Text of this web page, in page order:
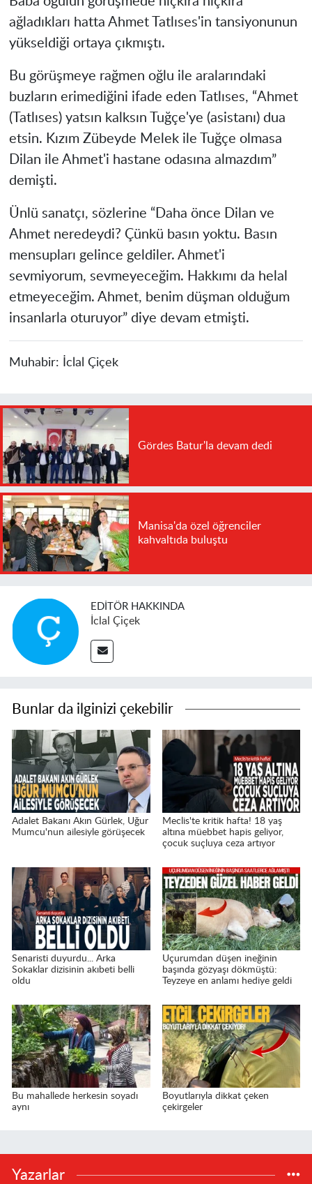
ağladıkları hatta Ahmet Tatlıses'in tansiyonunun
yükseldiği ortaya çıkmıştı.
Bu görüşmeye rağmen oğlu ile aralarındaki
buzların erimediğini ifade eden Tatlıses, “Ahmet
(Tatlıses) yatsın kalksın Tuğçe'ye (asistanı) dua
etsin. Kızım Zübeyde Melek ile Tuğçe olmasa
Dilan ile Ahmet'i hastane odasına almazdım”
demişti.
Ünlü sanatçı, sözlerine “Daha önce Dilan ve
Ahmet neredeydi? Çünkü basın yoktu. Basın
mensupları gelince geldiler. Ahmet'i
sevmiyorum, sevmeyeceğim. Hakkımı da helal
etmeyeceğim. Ahmet, benim düşman olduğum
insanlarla oturuyor” diye devam etmişti.
Muhabir: İclal Çiçek
Gördes Batur'la devam dedi
Manisa'da özel öğrenciler
kahvaltıda buluştu
EDITÖR HAKKINDA
İclal Çiçek
Bunlar da ilginizi çekebilir
Adalet Bakanı Akın Gürlek, Uğur
Mumcu'nun ailesiyle görüşecek
Meclis'te kritik hafta! 18 yaş
altına müebbet hapis geliyor,
çocuk suçluya ceza artıyor
Senaristi duyurdu... Arka
Sokaklar dizisinin akıbeti belli
oldu
Uçurumdan düşen ineğinin
başında gözyaşı dökmüştü:
Teyzeye en anlamı hediye geldi
Bu mahallede herkesin soyadı
aynı
Boyutlarıyla dikkat çeken
çekirgeler
Yazarlar